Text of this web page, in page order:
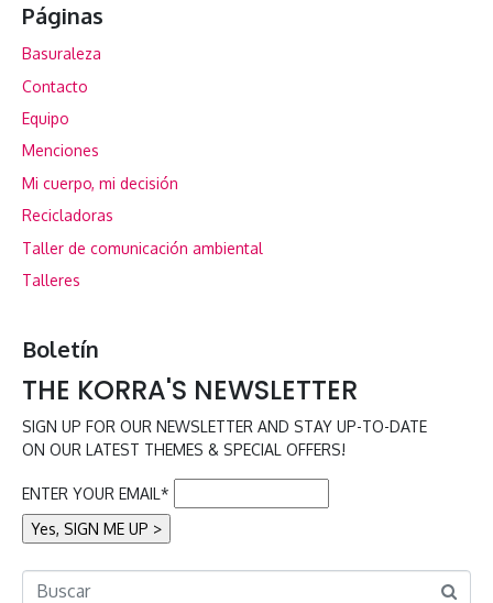
Páginas
Basuraleza
Contacto
Equipo
Menciones
Mi cuerpo, mi decisión
Recicladoras
Taller de comunicación ambiental
Talleres
Boletín
THE KORRA'S NEWSLETTER
SIGN UP FOR OUR NEWSLETTER AND STAY UP-TO-DATE
ON OUR LATEST THEMES & SPECIAL OFFERS!
ENTER YOUR EMAIL*